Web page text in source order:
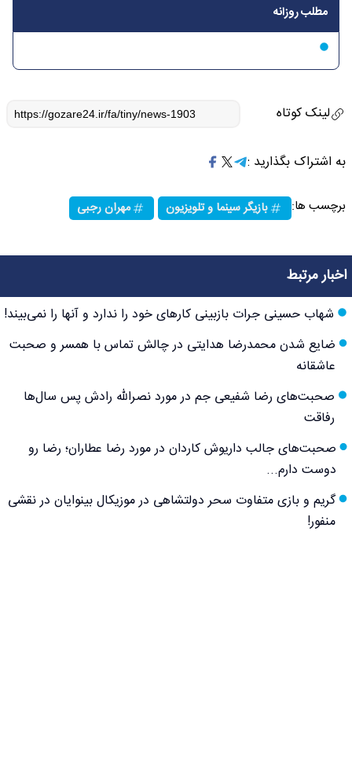
مطلب روزانه
لینک کوتاه
به اشتراک بگذارید :
برچسب ها: بازیگر سینما و تلویزیون مهران رجبی
اخبار مرتبط
شهاب حسینی جرات بازبینی کارهای خود را ندارد و آنها را نمی‌بیند!
ضایع شدن محمدرضا هدایتی در چالش تماس با همسر و صحبت
عاشقانه
صحبت‌های رضا شفیعی جم در مورد نصرالله رادش پس سال‌ها
رفاقت
صحبت‌های جالب داریوش کاردان در مورد رضا عطاران؛ رضا رو
دوست دارم...
گریم و بازی متفاوت سحر دولتشاهی در موزیکال بینوایان در نقشی
منفور!